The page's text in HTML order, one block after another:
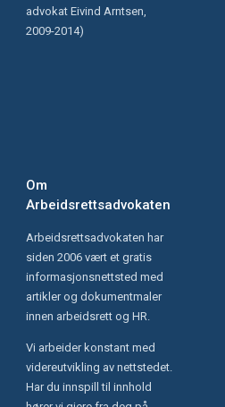
advokat Eivind Arntsen,
2009-2014)
Om
Arbeidsrettsadvokaten
Arbeidsrettsadvokaten har
siden 2006 vært et gratis
informasjonsnettsted med
artikler og dokumentmaler
innen arbeidsrett og HR.
Vi arbeider konstant med
videreutvikling av nettstedet.
Har du innspill til innhold